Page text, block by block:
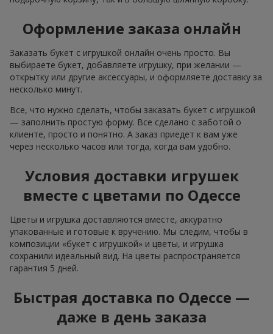
Оформление заказа онлайн
Заказать букет с игрушкой онлайн очень просто. Вы
выбираете букет, добавляете игрушку, при желании —
открытку или другие аксессуары, и оформляете доставку за
несколько минут.
Все, что нужно сделать, чтобы заказать букет с игрушкой
— заполнить простую форму. Все сделано с заботой о
клиенте, просто и понятно. А заказ приедет к вам уже
через несколько часов или тогда, когда вам удобно.
Условия доставки игрушек
вместе с цветами по Одессе
Цветы и игрушка доставляются вместе, аккуратно
упакованные и готовые к вручению. Мы следим, чтобы в
композиции «букет с игрушкой» и цветы, и игрушка
сохранили идеальный вид. На цветы распространяется
гарантия 5 дней.
Быстрая доставка по Одессе —
даже в день заказа